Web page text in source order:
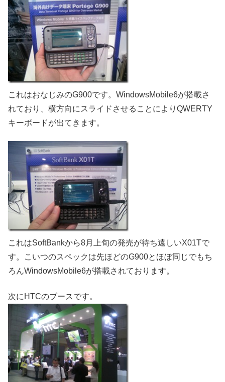
これはおなじみのG900です。WindowsMobile6が搭載さ
れており、横方向にスライドさせることによりQWERTY
キーボードが出てきます。
これはSoftBankから8月上旬の発売が待ち遠しいX01Tで
す。こいつのスペックは先ほどのG900とほぼ同じでもち
ろんWindowsMobile6が搭載されております。
次にHTCのブースです。